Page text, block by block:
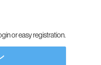
or easy registration.